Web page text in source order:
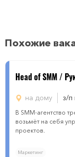
Похожие
Head of SMM /
на дому з/п
В SMM-агентство
возьмёт на себя
проектов.
Маркетинг